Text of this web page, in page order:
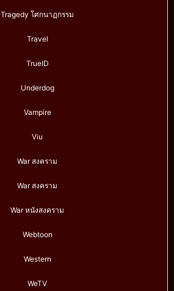
Tragedy โศกนาฏกรรม
Travel
TrueID
Underdog
Vampire
Viu
War สงคราม
War สงคราม
War หนังสงคราม
Webtoon
Western
WeTV